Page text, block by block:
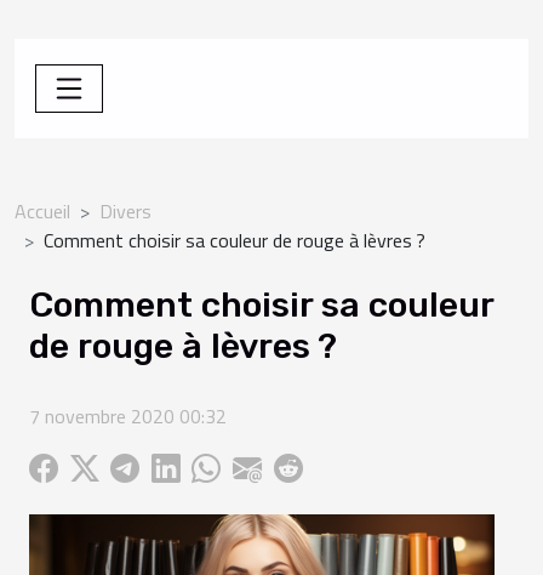
Accueil
Divers
Comment choisir sa couleur de rouge à lèvres ?
Comment choisir sa couleur
de rouge à lèvres ?
7 novembre 2020 00:32